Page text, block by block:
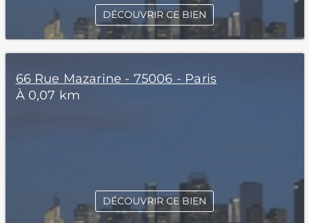
DÉCOUVRIR CE BIEN
66 Rue Mazarine - 75006 - Paris
À 0,07 km
DÉCOUVRIR CE BIEN